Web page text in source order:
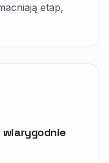
etap,